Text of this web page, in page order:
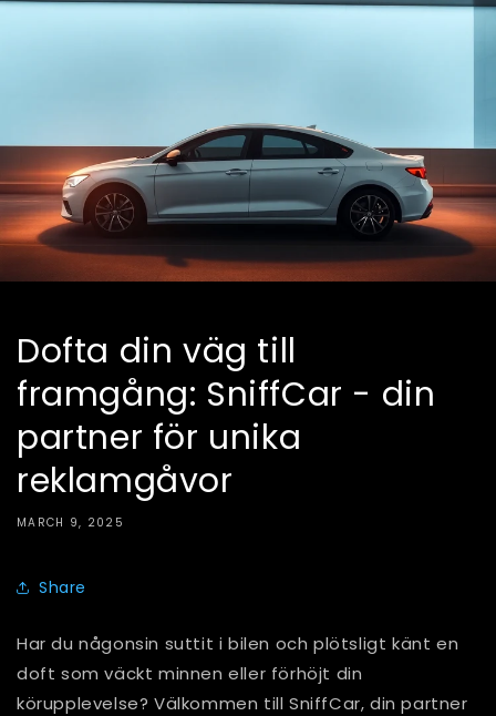
Dofta din väg till
framgång: SniffCar - din
partner för unika
reklamgåvor
MARCH 9, 2025
Share
Har du någonsin suttit i bilen och plötsligt känt en
doft som väckt minnen eller förhöjt din
körupplevelse? Välkommen till SniffCar, din partner